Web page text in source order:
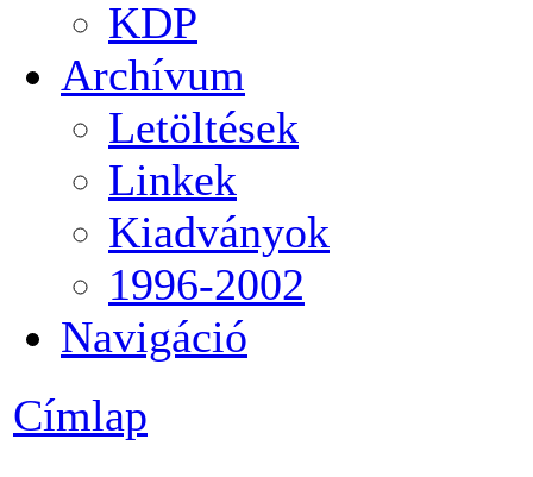
KDP
Archívum
Letöltések
Linkek
Kiadványok
1996-2002
Navigáció
Címlap